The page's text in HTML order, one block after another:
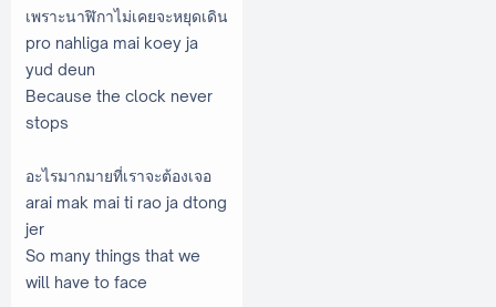
เพราะนาฬิกาไม่เคยจะหยุดเดิน
pro nahliga mai koey ja
yud deun
Because the clock never
stops
อะไรมากมายที่เราจะต้องเจอ
arai mak mai ti rao ja dtong
jer
So many things that we
will have to face